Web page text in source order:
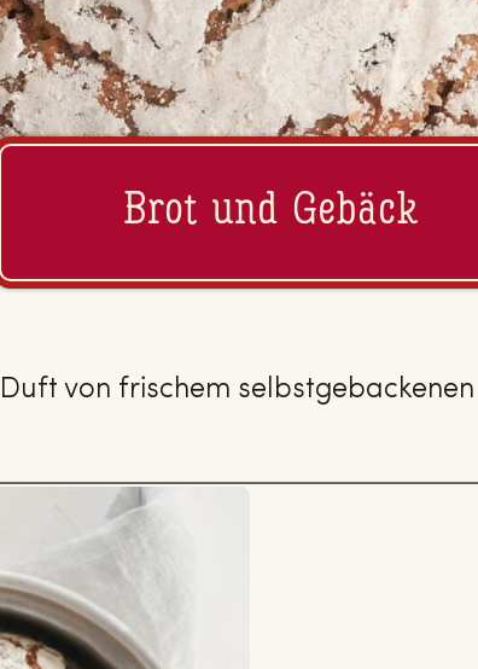
Brot und Gebäck
von frischem